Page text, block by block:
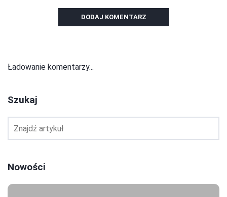
DODAJ KOMENTARZ
Ładowanie komentarzy...
Szukaj
Nowości